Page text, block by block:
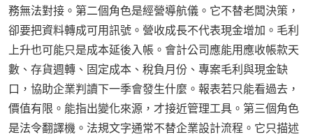
務無法對接。第二個角色是經營導航儀。它不替老闆決策，
卻要把資料轉成可用訊號。營收成長不代表現金增加。毛利
上升也可能只是成本延後入帳。會計公司應能用應收帳款天
數、存貨週轉、固定成本、稅負月份、專案毛利與現金缺
口，協助企業判讀下一季會發生什麼。報表若只能看過去，
價值有限。能指出變化來源，才接近管理工具。第三個角色
是法令翻譯機。法規文字通常不替企業設計流程。它只描述